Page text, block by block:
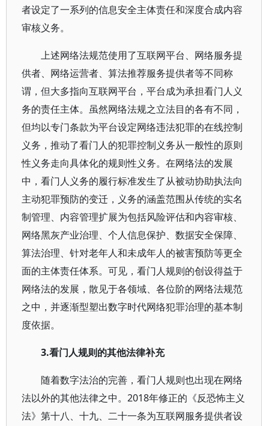
者设定了一系列的信息安全主体责任和深度合成内容
审核义务。
上述网络法规范使用了互联网平台、网络服务提
供者、网络运营者、算法推荐服务提供者等不同称
谓，但大多指向互联网平台，平台成为承担看门人义
务的责任主体。虽然网络法规之立法目的各有不同，
但均以专门条款为平台设定网络违法犯罪的在线控制
义务，推动了看门人的犯罪控制义务从一般性的原则
性义务走向具体化的规则性义务。在网络法的发展
中，看门人义务的履行标准发生了从被动协助执法向
主动犯罪预防的变迁，义务的涵盖范围从传统的实名
制管理、内容管理扩展为包括风险评估和内容审核、
网络黑灰产业治理、个人信息保护、数据安全保障、
算法治理、针对老年人和未成年人的被害预防等更全
面的主体责任体系。可见，看门人规则的创设得益于
网络法的发展，散见于各领域、各位阶的网络法规范
之中，并逐渐型塑出数字时代网络犯罪治理的基本制
度依据。
3.看门人规则的其他法律补充
随着数字法治的完善，看门人规则也出现在网络
法以外的其他法律之中。2018年修正的《反恐怖主义
法》第十八、十九、二十一条为互联网服务提供者设